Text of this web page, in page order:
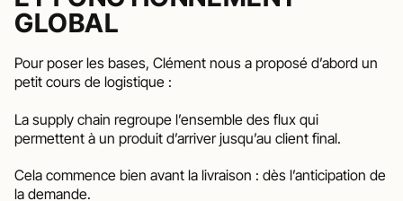
GLOBAL
Pour poser les bases, Clément nous a proposé d’abord un
petit cours de logistique :
La supply chain regroupe l’ensemble des flux qui
permettent à un produit d’arriver jusqu’au client final.
Cela commence bien avant la livraison : dès l’anticipation de
la demande.